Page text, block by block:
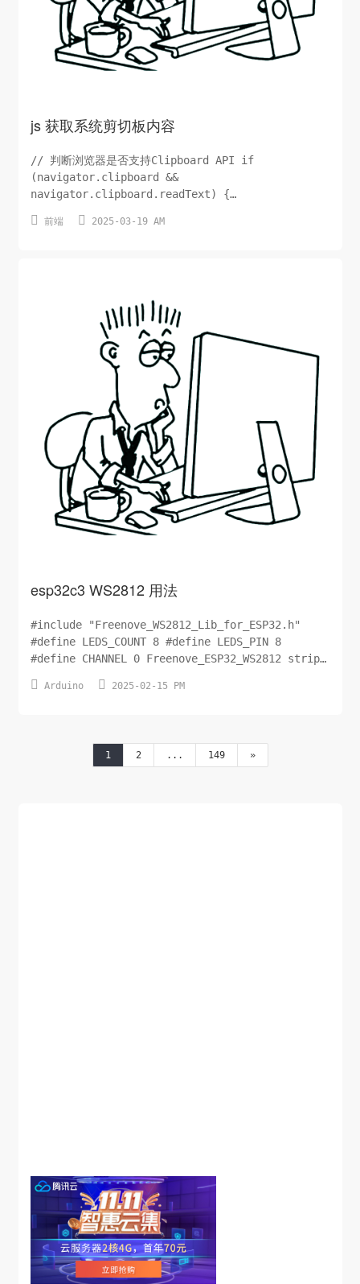
js 获取系统剪切板内容
// 判断浏览器是否支持Clipboard API if
(navigator.clipboard &&
navigator.clipboard.readText) {
=> { console.log(clipboardContent);
 前端  2025-03-19 AM
esp32c3 WS2812 用法
#include "Freenove_WS2812_Lib_for_ESP32.h"
#define LEDS_COUNT 8 #define LEDS_PIN 8
#define CHANNEL 0 Freenove_ESP32_WS2812 strip
CHANNEL, TYPE_GRB); /* # 定义颜色 (R, G, B) RED
 Arduino  2025-02-15 PM
1 2 ... 149 »